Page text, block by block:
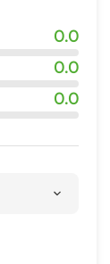
0.0
0.0
0.0